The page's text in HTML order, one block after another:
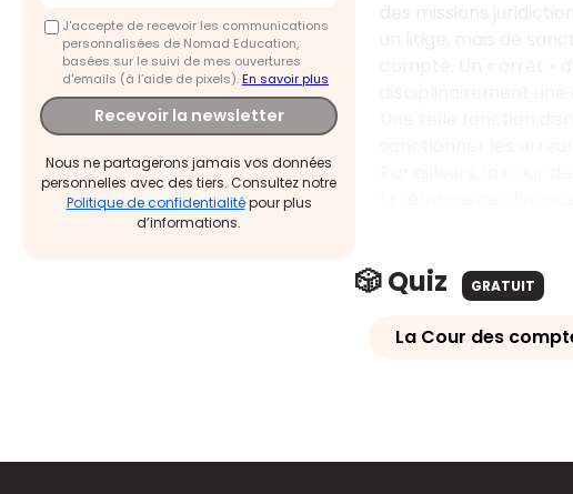
J'accepte de recevoir les communications
personnalisées de Nomad Education,
basées sur le suivi de mes ouvertures
d'emails (à l’aide de pixels).En savoir plus
Recevoir la newsletter
Nous ne partagerons jamais vos données
personnelles avec des tiers. Consultez notre
Politique de confidentialitépour plus
d’informations.
🎲 Quiz GRATUIT
La Cour des